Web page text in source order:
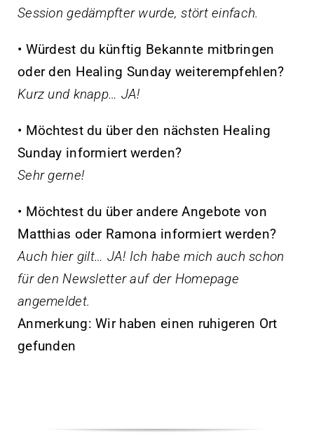
Session gedämpfter wurde, stört einfach.
• Würdest du künftig Bekannte mitbringen
oder den Healing Sunday weiterempfehlen?
Kurz und knapp… JA!
• Möchtest du über den nächsten Healing
Sunday informiert werden?
Sehr gerne!
• Möchtest du über andere Angebote von
Matthias oder Ramona informiert werden?
Auch hier gilt… JA! Ich habe mich auch schon
für den Newsletter auf der Homepage
angemeldet.
Anmerkung: Wir haben einen ruhigeren Ort
gefunden